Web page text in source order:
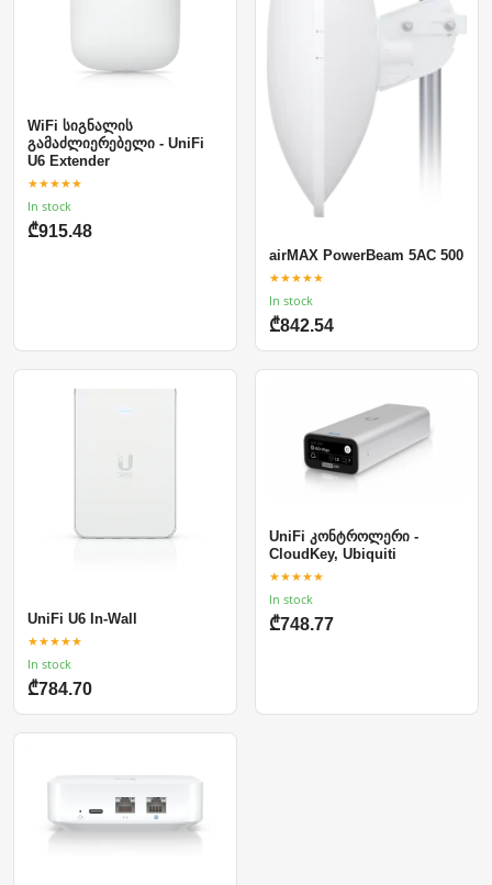
WiFi სიგნალის
გამაძლიერებელი - UniFi
U6 Extender
★★★★★
In stock
₾915.48
airMAX PowerBeam 5AC 500
★★★★★
In stock
₾842.54
UniFi U6 In-Wall
★★★★★
In stock
₾784.70
UniFi კონტროლერი -
CloudKey, Ubiquiti
★★★★★
In stock
₾748.77